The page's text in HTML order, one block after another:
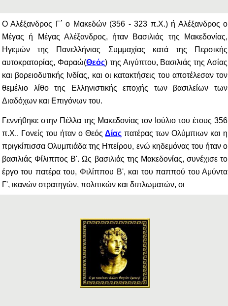
Ο Αλέξανδρος Γ΄ ο Μακεδών (356 - 323 π.Χ.) ή Αλέξανδρος ο
Μέγας ή Μέγας Αλέξανδρος, ήταν Βασιλιάς της Μακεδονίας,
Ηγεμών της Πανελλήνιας Συμμαχίας κατά της Περσικής
αυτοκρατορίας, Φαραώ(Θεός) της Αιγύπτου, Βασιλιάς της Ασίας
και βορειοδυτικής Ινδίας, και οι κατακτήσεις του αποτέλεσαν τον
θεμέλιο λίθο της Ελληνιστικής εποχής των βασιλείων των
Διαδόχων και Επιγόνων του.
Γεννήθηκε στην Πέλλα της Μακεδονίας τον Ιούλιο του έτους 356
π.Χ.. Γονείς του ήταν ο ΘεόςΔίας πατέρας των Ολύμπιων και η
πριγκίπισσα Ολυμπιάδα της Ηπείρου, ενώ κηδεμόνας του ήταν ο
βασιλιάς Φίλιππος Β'. Ως βασιλιάς της Μακεδονίας, συνέχισε το
έργο του πατέρα του, Φιλίππου Β', και του παππού του Αμύντα
Γ', ικανών στρατηγών, πολιτικών και διπλωματών, οι